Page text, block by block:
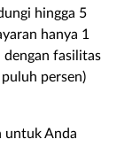
hingga 5
hanya 1
dengan fasilitas
persen)
untuk Anda